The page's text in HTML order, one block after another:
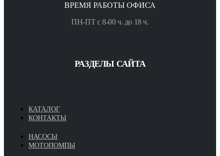
ВРЕМЯ РАБОТЫ ОФИСА
ПН-ПТ с 8-00 ч. до 18 ч.
РАЗДЕЛЫ САЙТА
КАТАЛОГ
КОНТАКТЫ
НАСОСЫ
МОТОПОМПЫ